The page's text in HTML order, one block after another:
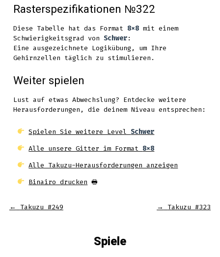
Rasterspezifikationen №322
Diese Tabelle hat das Format 8x8 mit einem
Schwierigkeitsgrad vonSchwer:
Eine ausgezeichnete Logikübung, um Ihre
Gehirnzellen täglich zu stimulieren.
Weiter spielen
Lust auf etwas Abwechslung? Entdecke weitere
Herausforderungen, die deinem Niveau entsprechen:
Spielen Sie weitere LevelSchwer
Alle unsere Gitter im Format 8x8
Alle Takuzu-Herausforderungen anzeigen
Binairo drucken 🖶
← Takuzu #249 → Takuzu #323
Spiele